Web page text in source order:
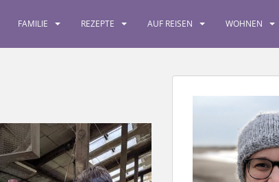
FAMILIE REZEPTE AUF REISEN WOHNEN